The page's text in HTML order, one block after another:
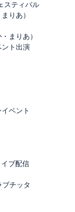
スティバル
りあ）
まりあ）
ント出演
ベント
イブ配信
ブチッタ